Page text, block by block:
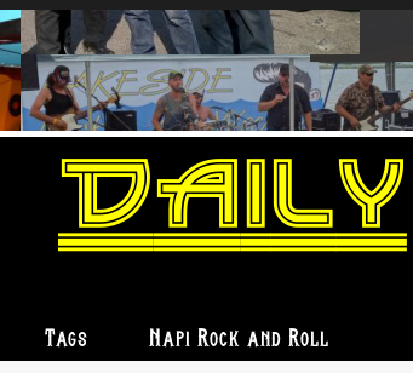
Daily
Tags Napi Rock and Roll